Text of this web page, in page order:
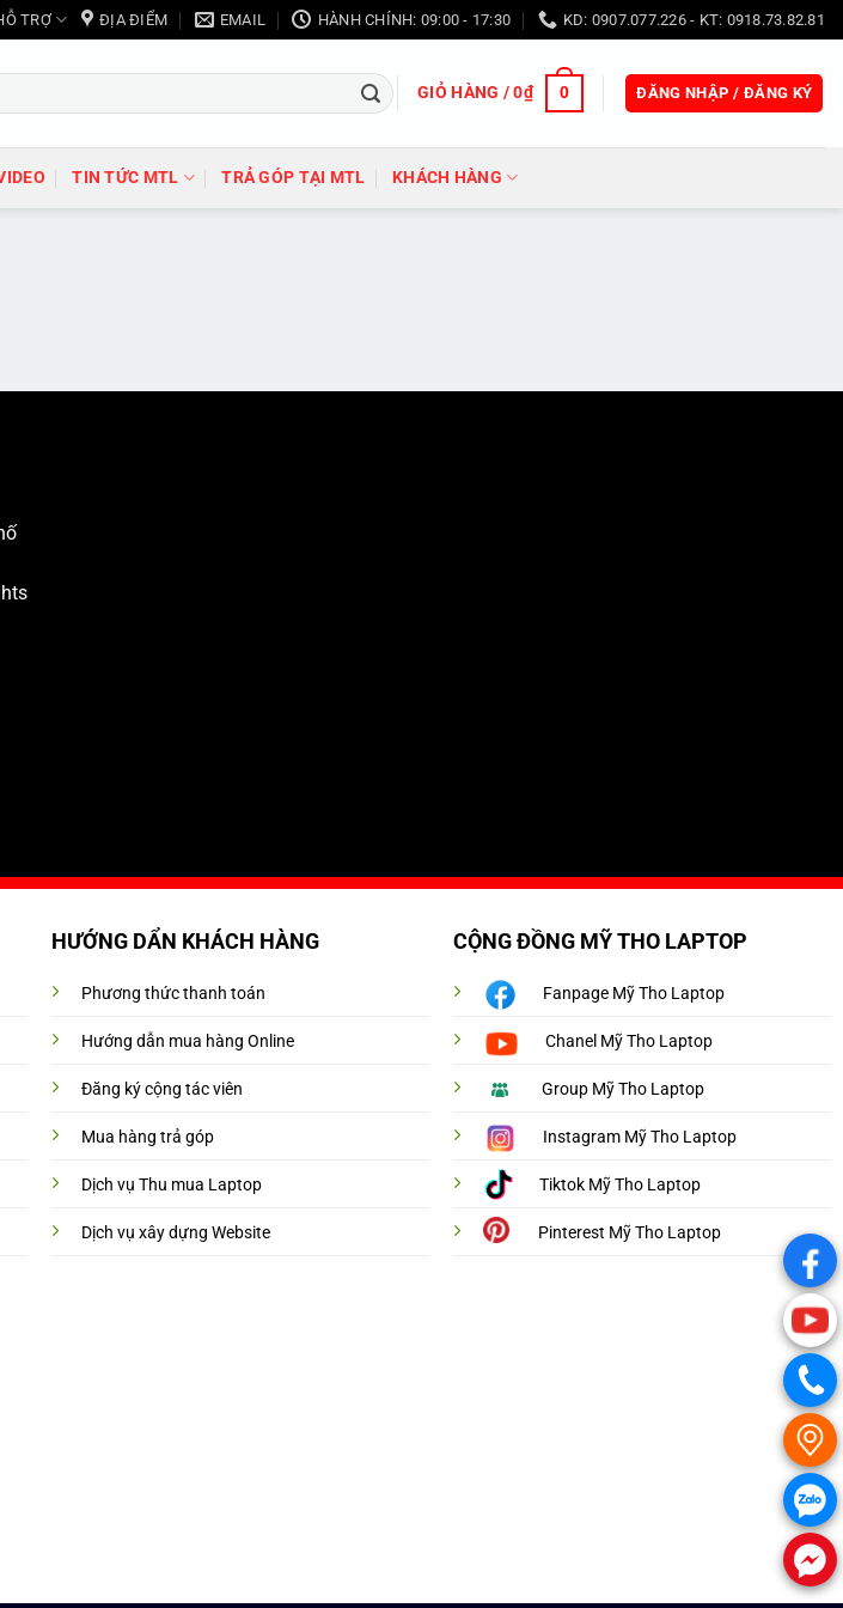
TRỢ ĐỊA ĐIỂM EMAIL HÀNH CHÍNH: 09:00 - 17:30 KD: 0907.077.226 - KT: 0918.73.82.81
GIỎ HÀNG /0₫ 0 ĐĂNG NHẬP / ĐĂNG KÝ
TIN TỨC MTL TRẢ GÓP TẠI MTL KHÁCH HÀNG
HƯỚNG DẨN KHÁCH HÀNG
Phương thức thanh toán
Hướng dẫn mua hàng Online
Đăng ký cộng tác viên
Mua hàng trả góp
Dịch vụ Thu mua Laptop
Dịch vụ xây dựng Website
CỘNG ĐỒNG MỸ THO LAPTOP
Fanpage Mỹ Tho Laptop
Chanel Mỹ Tho Laptop
Group Mỹ Tho Laptop
Instagram Mỹ Tho Laptop
Tiktok Mỹ Tho Laptop
Pinterest Mỹ Tho Laptop
.
.
.
.
.
.